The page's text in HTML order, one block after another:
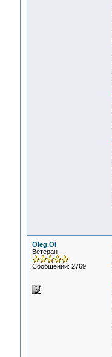
Oleg.Ol
Ветеран
Сообщений: 2769